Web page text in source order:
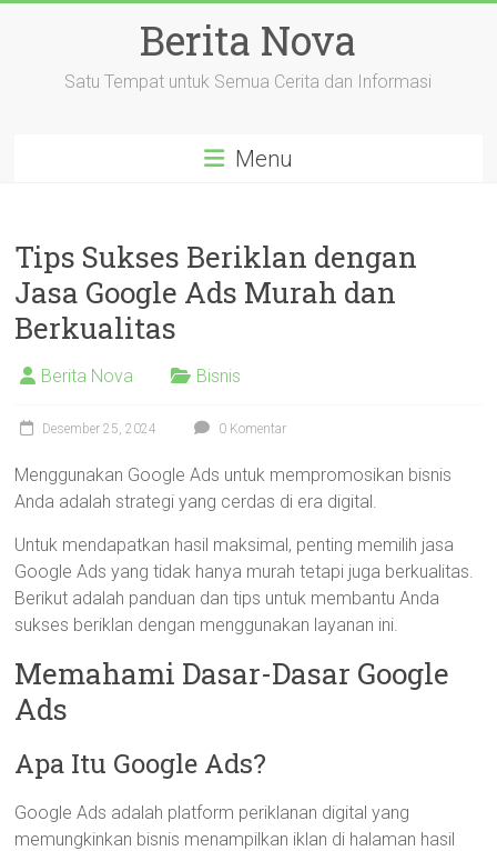
Berita Nova
Satu Tempat untuk Semua Cerita dan Informasi
Menu
Tips Sukses Beriklan dengan
Jasa Google Ads Murah dan
Berkualitas
Berita Nova Bisnis
Desember 25, 2024 0 Komentar
Menggunakan Google Ads untuk mempromosikan bisnis
Anda adalah strategi yang cerdas di era digital.
Untuk mendapatkan hasil maksimal, penting memilih jasa
Google Ads yang tidak hanya murah tetapi juga berkualitas.
Berikut adalah panduan dan tips untuk membantu Anda
sukses beriklan dengan menggunakan layanan ini.
Memahami Dasar-Dasar Google
Ads
Apa Itu Google Ads?
Google Ads adalah platform periklanan digital yang
memungkinkan bisnis menampilkan iklan di halaman hasil